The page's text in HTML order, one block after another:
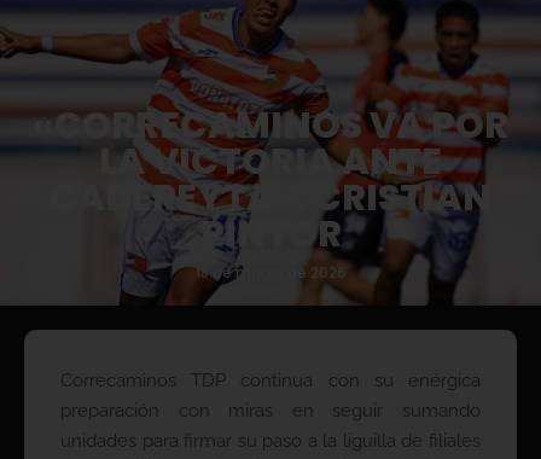
«CORRECAMINOS VA POR
LA VICTORIA ANTE
CADEREYTA»: CRISTIAN
PINTOR
18 de marzo de 2026
Correcaminos TDP continua con su enérgica
preparación con miras en seguir sumando
unidades para firmar su paso a la liguilla de filiales